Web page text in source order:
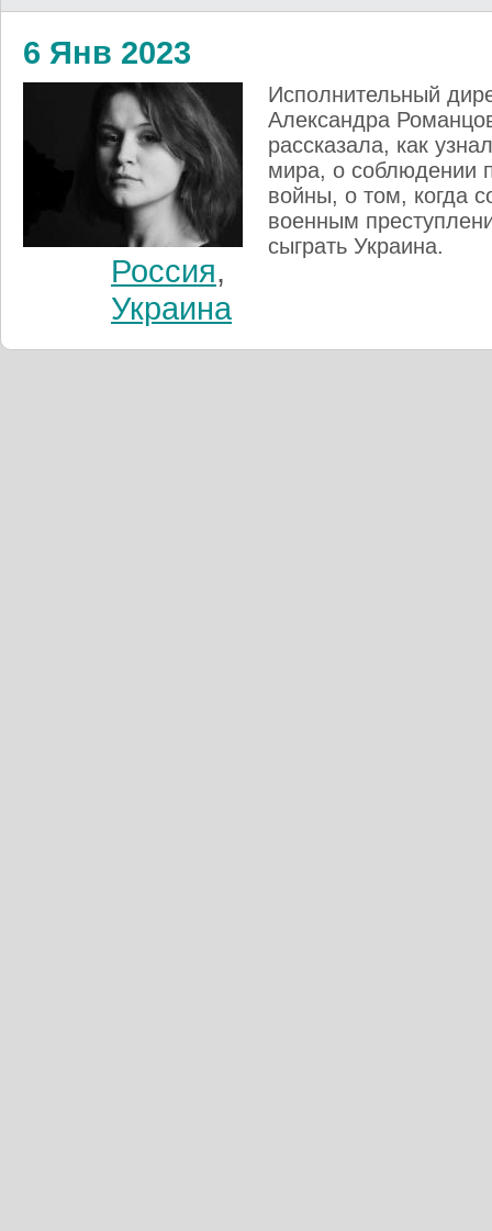
6 Янв 2023
Исполнительный
Александра
рассказала, как
мира, о соблюдении
войны, о том, когда
военным
сыграть Украина.
Россия,
Украина